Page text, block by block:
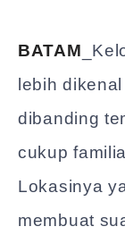
BATAM
lebih
dibanding
cukup
Lokasinya
membuat